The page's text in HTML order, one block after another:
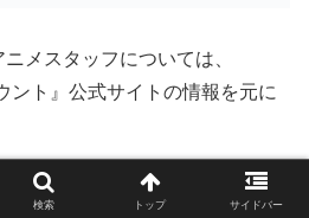
メスタッフについては、
ント』公式サイトの情報を元に
検索 トップ サイドバー